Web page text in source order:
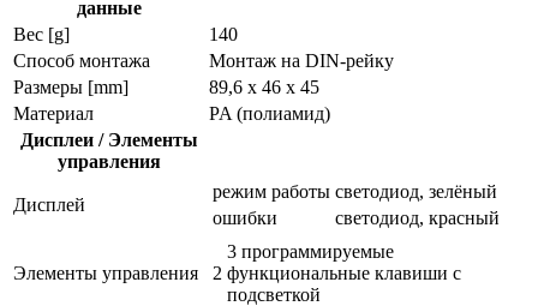
данные
Вес [g]
140
Способ монтажа
Монтаж на DIN-рейку
Размеры [mm]
89,6 x 46 x 45
Материал
PA (полиамид)
Дисплеи / Элементы
управления
Дисплей
режим работы светодиод, зелёный
ошибки
светодиод, красный
Элементы управления 2
3 программируемые
функциональные клавиши с
подсветкой